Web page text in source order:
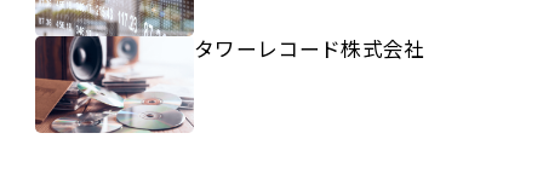
タワーレコード株式会社